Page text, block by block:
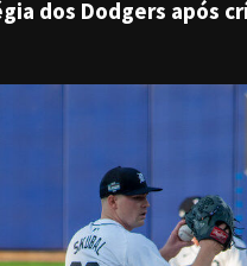
dos Dodgers após